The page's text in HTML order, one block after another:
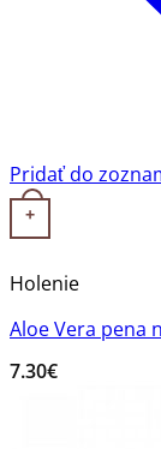
Pridať do
+
Holenie
Aloe Vera pena
7.30€